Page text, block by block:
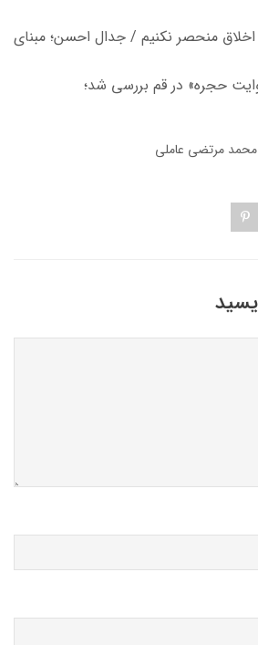
منحصر نکنیم / جدال احسن؛ مبنای
حجره» در قم بررسی شد؛
مرتضی عاملی